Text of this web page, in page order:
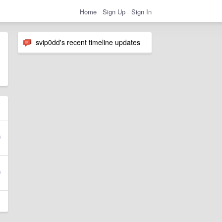
Home Sign Up Sign In
svip0dd's recent timeline updates